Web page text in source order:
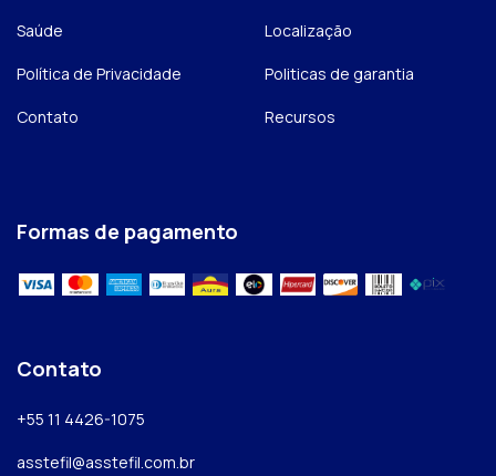
Saúde Localização
Política de Privacidade Politicas de garantia
Contato Recursos
Formas de pagamento
Contato
+55 11 4426-1075
asstefil@asstefil.com.br